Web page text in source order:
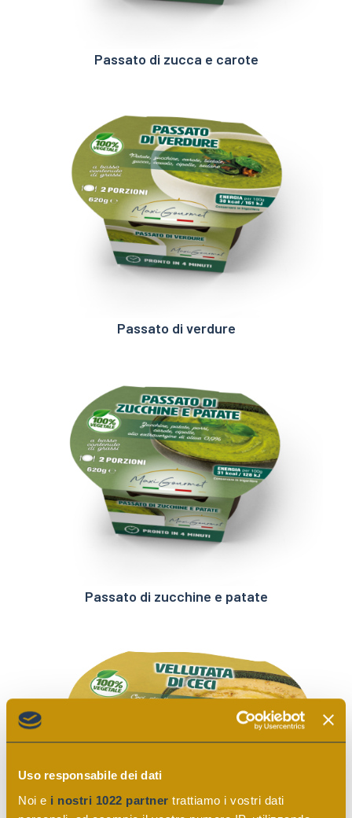
Uso responsabile dei dati
Noi e i nostri 1022 partner trattiamo i vostri dati
Passato di zucca e carote
Passato di verdure
Passato di zucchine e patate